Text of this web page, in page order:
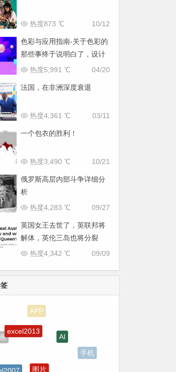
10/12
热度873 ℃
色彩与应用指南-关于色彩的
那些事终于说明白了，设计
师必备
04/20
热度5,991 ℃
法国，在非洲深度衰退
03/11
热度4,361 ℃
一个包衣的胜利！
10/21
热度3,490 ℃
俄罗斯高层内部斗争详细分
析
09/27
热度4,283 ℃
英国女王去世了，英联邦将
解体，英伦三岛也将分裂
09/09
热度4,342 ℃
excel2013
AI
手机